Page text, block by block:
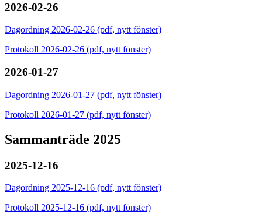
2026-02-26
Dagordning 2026-02-26 (pdf, nytt fönster)
Protokoll 2026-02-26 (pdf, nytt fönster)
2026-01-27
Dagordning 2026-01-27 (pdf, nytt fönster)
Protokoll 2026-01-27 (pdf, nytt fönster)
Sammanträde 2025
2025-12-16
Dagordning 2025-12-16 (pdf, nytt fönster)
Protokoll 2025-12-16 (pdf, nytt fönster)